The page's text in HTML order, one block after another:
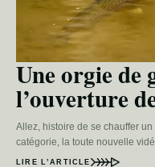
Une orgie de
l’ouverture
Allez, histoire de se chauffer
catégorie, la toute nouvelle
LIRE L’ARTICLE